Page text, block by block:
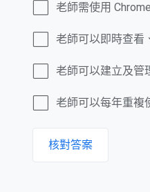
老師需使用
老師可以即時查看
老師可以建立及管
老師可以每年重複
核對答案